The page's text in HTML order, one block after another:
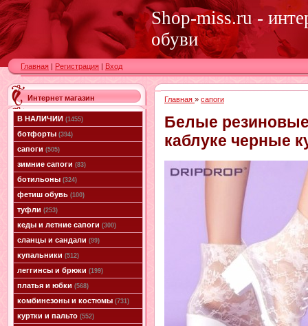
Shop-miss.ru -
обуви
Главная | Регистрация | Вход
Интернет магазин
В НАЛИЧИИ (1455)
ботфорты (394)
сапоги (505)
зимние сапоги (83)
ботильоны (324)
фетиш обувь (100)
туфли (253)
кеды и летние сапоги (300)
сланцы и сандали (99)
купальники (512)
леггинсы и брюки (199)
платья и юбки (568)
комбинезоны и костюмы (731)
куртки и пальто (552)
Главная » сапоги
Белые
каблуке черные